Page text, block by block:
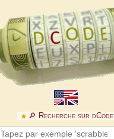
🔎︎ Recherche sur dCode